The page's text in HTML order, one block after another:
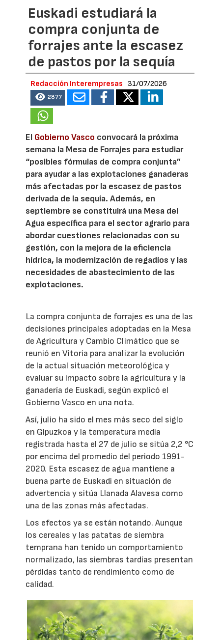
Euskadi estudiará la
compra conjunta de
forrajes ante la escasez
de pastos por la sequía
Redacción Interempresas 31/07/2026
2877
El Gobierno Vasco convocará la próxima
semana la Mesa de Forrajes para estudiar
“posibles fórmulas de compra conjunta”
para ayudar a las explotaciones ganaderas
más afectadas por la escasez de pastos
derivada de la sequía. Además, en
septiembre se constituirá una Mesa del
Agua específica para el sector agrario para
abordar cuestiones relacionadas con su
gestión, con la mejora de la eficiencia
hídrica, la modernización de regadíos y las
necesidades de abastecimiento de las
explotaciones.
La compra conjunta de forrajes es una de las
decisiones principales adoptadas en la Mesa
de Agricultura y Cambio Climático que se
reunió en Vitoria para analizar la evolución
de la actual situación meteorológica y
evaluar su impacto sobre la agricultura y la
ganadería de Euskadi, según explicó el
Gobierno Vasco en una nota.
Así, julio ha sido el mes más seco del siglo
en Gipuzkoa y la temperatura media
registrada hasta el 27 de julio se sitúa 2,2 °C
por encima del promedio del periodo 1991-
2020. Esta escasez de agua mantiene a
buena parte de Euskadi en situación de
advertencia y sitúa Llanada Alavesa como
una de las zonas más afectadas.
Los efectos ya se están notando. Aunque
los cereales y las patatas de siembra
temprana han tenido un comportamiento
normalizado, las siembras tardías presentan
pérdidas tanto de rendimiento como de
calidad.